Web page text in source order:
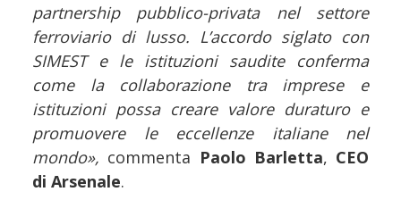
partnership pubblico-privata nel settore
ferroviario di lusso. L’accordo siglato con
SIMEST e le istituzioni saudite conferma
come la collaborazione tra imprese e
istituzioni possa creare valore duraturo e
promuovere le eccellenze italiane nel
mondo», commenta Paolo Barletta, CEO
di Arsenale.